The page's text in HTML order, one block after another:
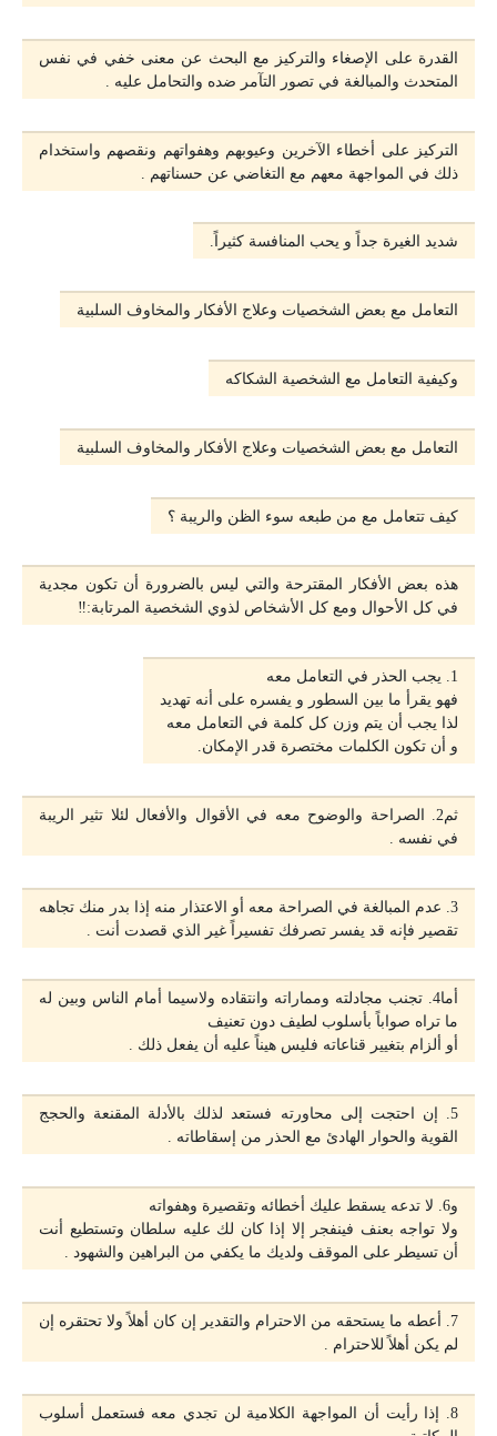
القدرة على الإصغاء والتركيز مع البحث عن معنى خفي في نفس
المتحدث والمبالغة في تصور التآمر ضده والتحامل عليه .
التركيز على أخطاء الآخرين وعيوبهم وهفواتهم ونقصهم واستخدام
ذلك في المواجهة معهم مع التغاضي عن حسناتهم .
شديد الغيرة جداً و يحب المنافسة كثيراً.
التعامل مع بعض الشخصيات وعلاج الأفكار والمخاوف السلبية
وكيفية التعامل مع الشخصية الشكاكه
التعامل مع بعض الشخصيات وعلاج الأفكار والمخاوف السلبية
️كيف تتعامل مع من طبعه سوء الظن والريبة ؟
هذه بعض الأفكار المقترحة والتي ليس بالضرورة أن تكون مجدية
في كل الأحوال ومع كل الأشخاص لذوي الشخصية المرتابة:‼️
فهو يقرأ ما بين السطور و يفسره على أنه تهديد
لذا يجب أن يتم وزن كل كلمة في التعامل معه
و أن تكون الكلمات مختصرة قدر الإمكان.
️ثم2. الصراحة والوضوح معه في الأقوال والأفعال لئلا تثير الريبة
في نفسه .
️3. عدم المبالغة في الصراحة معه أو الاعتذار منه إذا بدر منك تجاهه
تقصير فإنه قد يفسر تصرفك تفسيراً غير الذي قصدت أنت .
️أما4. تجنب مجادلته ومماراته وانتقاده ولاسيما أمام الناس وبين له
ما تراه صواباً بأسلوب لطيف دون تعنيف
أو ألزام بتغيير قناعاته فليس هيناً عليه أن يفعل ذلك .
️5. إن احتجت إلى محاورته فستعد لذلك بالأدلة المقنعة والحجج
القوية والحوار الهادئ مع الحذر من إسقاطاته .
️و6. لا تدعه يسقط عليك أخطائه وتقصيرة وهفواته
ولا تواجه بعنف فينفجر إلا إذا كان لك عليه سلطان وتستطيع أنت
أن تسيطر على الموقف ولديك ما يكفي من البراهين والشهود .
️7. أعطه ما يستحقه من الاحترام والتقدير إن كان أهلاً ولا تحتقره إن
لم يكن أهلاً للاحترام .
️8. إذا رأيت أن المواجهة الكلامية لن تجدي معه فستعمل أسلوب